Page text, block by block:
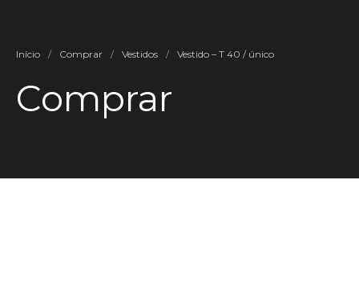
Social
Início / Comprar / Vestidos / Vestido – T 40 / único
Comprar